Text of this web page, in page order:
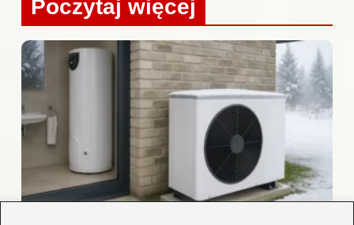
Poczytaj więcej